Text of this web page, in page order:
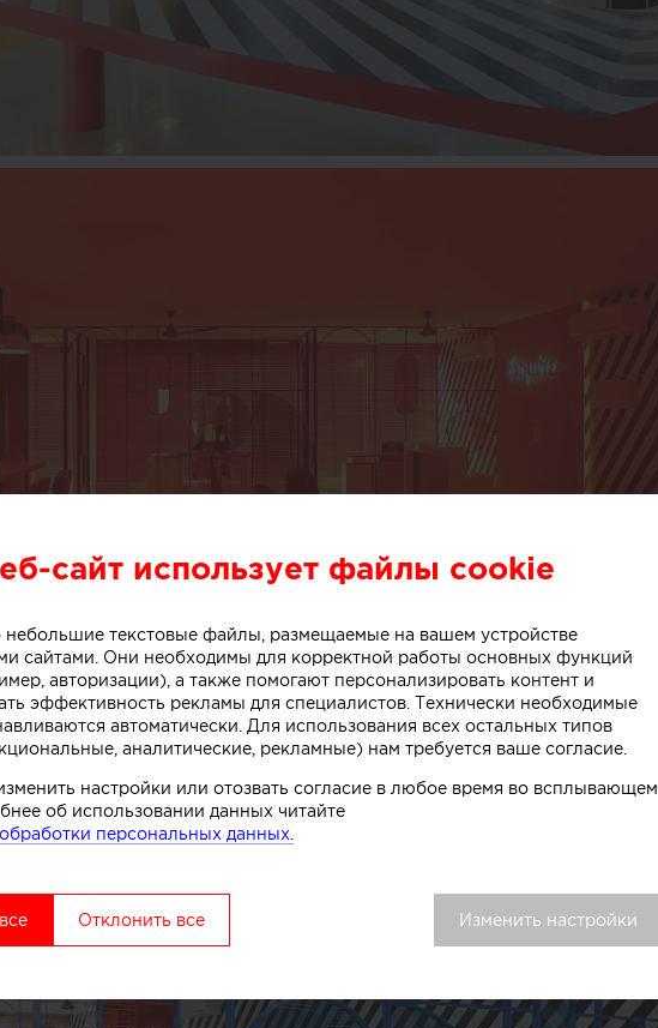
сайт использует файлы cookie
небольшие текстовые файлы, размещаемые на вашем устройстве
сайтами. Они необходимы для корректной работы основных функций
авторизации), а также помогают персонализировать контент и
эффективность рекламы для специалистов. Технически необходимые
автоматически. Для использования всех остальных типов
аналитические, рекламные) нам требуется ваше согласие.
настройки или отозвать согласие в любое время во всплывающем
об использовании данных читайте
персональных данных.
Отклонить все Изменить настройки